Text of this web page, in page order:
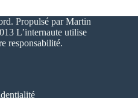
Propulsé par Martin
L’internaute utilise
responsabilité.